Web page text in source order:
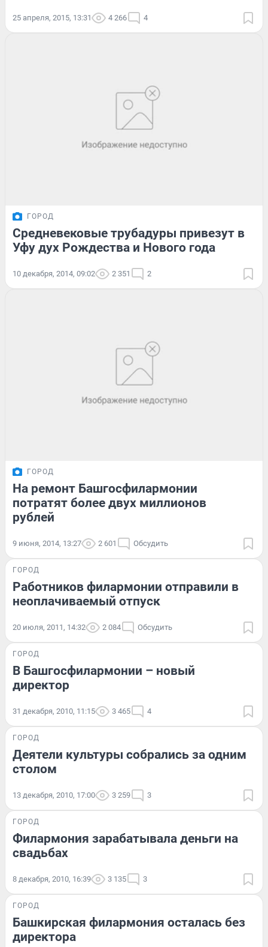
25 апреля, 2015, 13:31 4 266 4
ГОРОД
Средневековые трубадуры привезут в
Уфу дух Рождества и Нового года
10 декабря, 2014, 09:02 2 351 2
ГОРОД
На ремонт Башгосфилармонии
потратят более двух миллионов
рублей
9 июня, 2014, 13:27 2 601 Обсудить
ГОРОД
Работников филармонии отправили в
неоплачиваемый отпуск
20 июля, 2011, 14:32 2 084 Обсудить
ГОРОД
В Башгосфилармонии – новый
директор
31 декабря, 2010, 11:15 3 465 4
ГОРОД
Деятели культуры собрались за одним
столом
13 декабря, 2010, 17:00 3 259 3
ГОРОД
Филармония зарабатывала деньги на
свадьбах
8 декабря, 2010, 16:39 3 135 3
ГОРОД
Башкирская филармония осталась без
директора